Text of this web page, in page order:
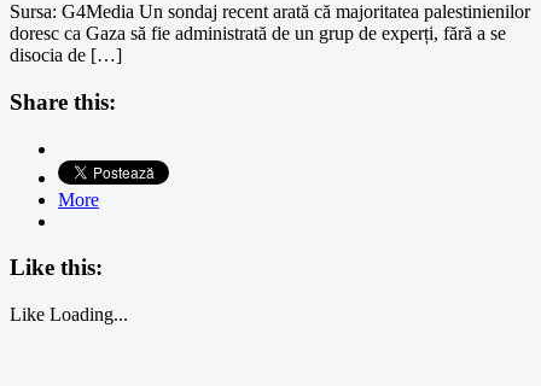
Sursa: G4Media Un sondaj recent arată că majoritatea palestinienilor
doresc ca Gaza să fie administrată de un grup de experți, fără a se
disocia de […]
Share this:
More
Like this:
Like Loading...